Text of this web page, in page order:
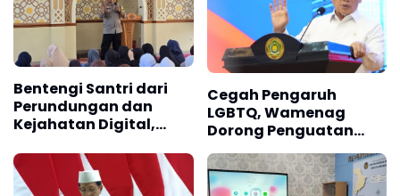
Bentengi Santri dari
Perundungan dan
Kejahatan Digital,
Ponpes Al Bayan Putri
Cegah Pengaruh
LGBTQ, Wamenag
Dorong Penguatan